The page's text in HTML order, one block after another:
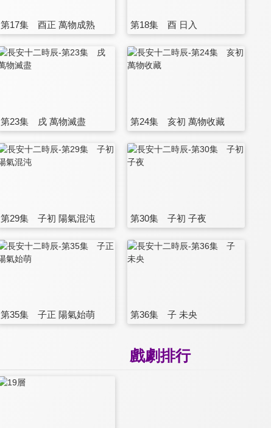
第17集 酉正 萬物成熟 第18集 酉 日入
第23集 戌 萬物滅盡 第24集 亥初 萬物收藏
第29集 子初 陽氣混沌 第30集 子初 子夜
第35集 子正 陽氣始萌 第36集 子 未央
戲劇排行